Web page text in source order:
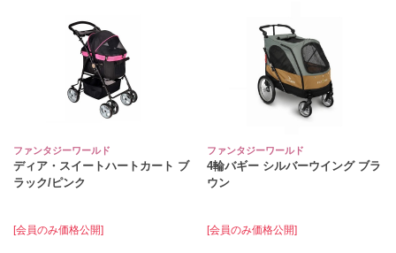
ファンタジーワールド
ディア・スイートハートカート ブ
ラック/ピンク
[会員のみ価格公開]
ファンタジーワールド
4輪バギー シルバーウイング ブラ
ウン
[会員のみ価格公開]